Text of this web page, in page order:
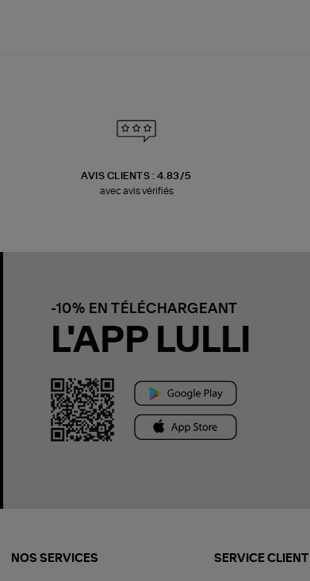
AVIS CLIENTS : 4.83/5
avec avis vérifiés
-10% EN TÉLÉCHARGEANT
L'APP LULLI
NOS SERVICES SERVICE CLIENT